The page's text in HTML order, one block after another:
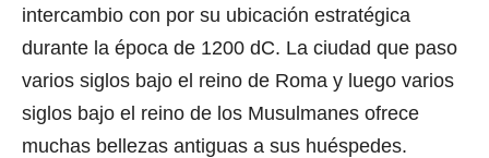
intercambio con por su ubicación estratégica
durante la época de 1200 dC. La ciudad que paso
varios siglos bajo el reino de Roma y luego varios
siglos bajo el reino de los Musulmanes ofrece
muchas bellezas antiguas a sus huéspedes.